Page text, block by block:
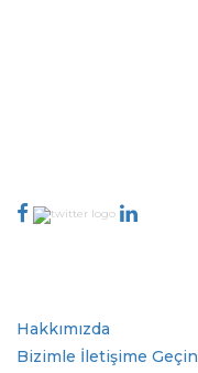
Hakkımızda
Bizimle İletişime Geçin